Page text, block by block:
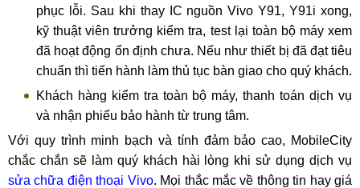
phục lỗi. Sau khi thay IC nguồn Vivo Y91, Y91i xong,
kỹ thuật viên trưởng kiểm tra, test lại toàn bộ máy xem
đã hoạt động ổn định chưa. Nếu như thiết bị đã đạt tiêu
chuẩn thì tiến hành làm thủ tục bàn giao cho quý khách.
Khách hàng kiểm tra toàn bộ máy, thanh toán dịch vụ
và nhận phiếu bảo hành từ trung tâm.
Với quy trình minh bạch và tính đảm bảo cao, MobileCity
chắc chắn sẽ làm quý khách hài lòng khi sử dụng dịch vụ
sửa chữa điện thoại Vivo. Mọi thắc mắc về thông tin hay giá